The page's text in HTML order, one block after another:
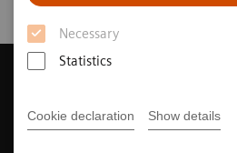
Necessary
Statistics
Cookie declaration Show details
Fale Conosco